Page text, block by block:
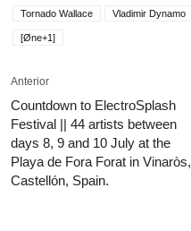
Tornado Wallace Vladimir Dynamo
[Øne+1]
Anterior
Countdown to ElectroSplash
Festival || 44 artists between
days 8, 9 and 10 July at the
Playa de Fora Forat in Vinaròs,
Castellón, Spain.